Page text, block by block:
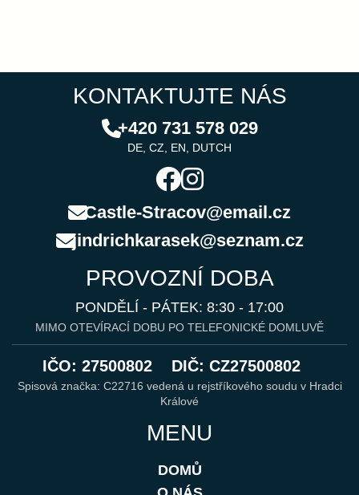
KONTAKTUJTE NÁS
+420 731 578 029
DE, CZ, EN, DUTCH
Castle-Stracov@email.cz
jindrichkarasek@seznam.cz
PROVOZNÍ DOBA
PONDĚLÍ - PÁTEK: 8:30 - 17:00
MIMO OTEVÍRACÍ DOBU PO TELEFONICKÉ DOMLUVĚ
IČO: 27500802 DIČ: CZ27500802
Spisová značka: C22716 vedená u rejstříkového soudu v Hradci
Králové
MENU
DOMŮ